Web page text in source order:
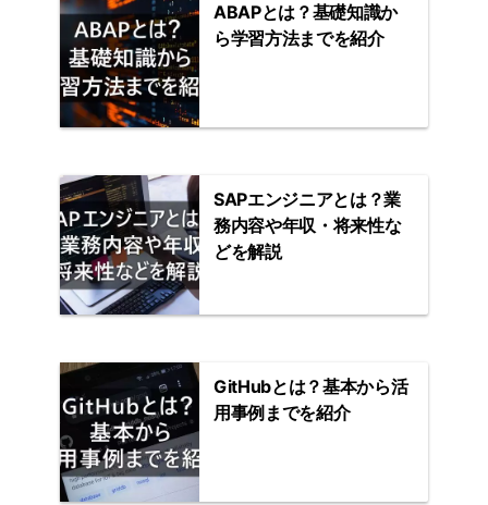
ABAPとは？基礎知識か
ら学習方法までを紹介
SAPエンジニアとは？業
務内容や年収・将来性な
どを解説
GitHubとは？基本から活
用事例までを紹介